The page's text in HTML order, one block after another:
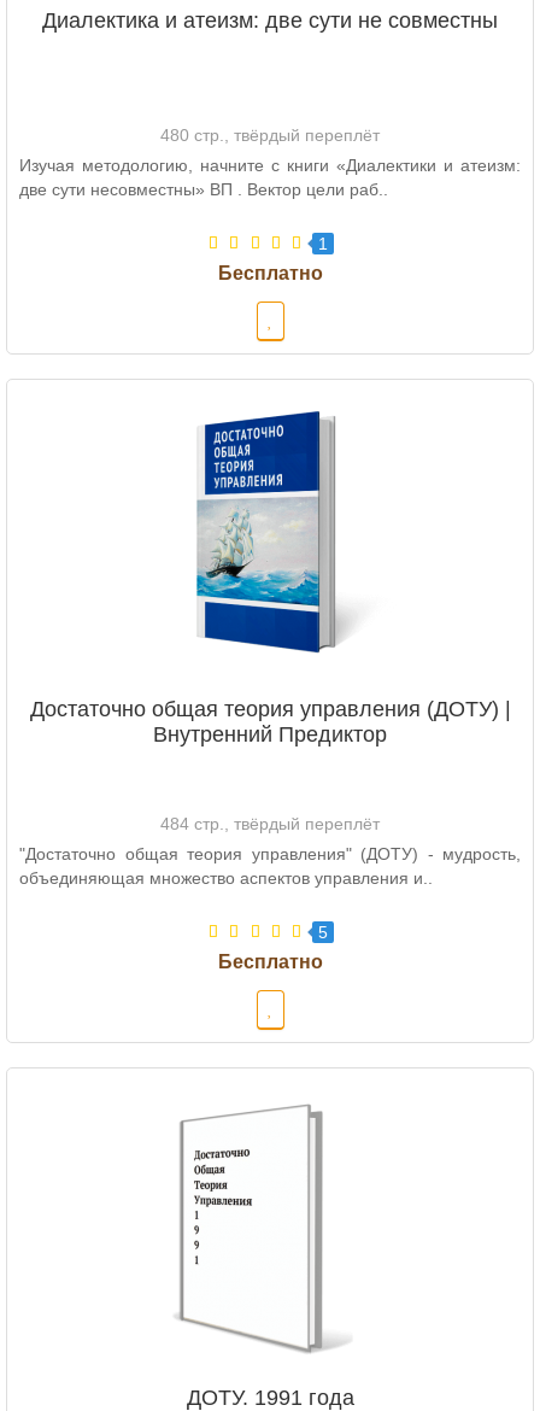
Диалектика и атеизм: две сути не совместны
480 стр., твёрдый переплёт
Изучая методологию, начните с книги «Диалектики и атеизм:
две сути несовместны» ВП . Вектор цели раб..
1
Достаточно общая теория управления (ДОТУ) |
Внутренний Предиктор
484 стр., твёрдый переплёт
"Достаточно общая теория управления" (ДОТУ) - мудрость,
объединяющая множество аспектов управления и..
5
ДОТУ. 1991 года